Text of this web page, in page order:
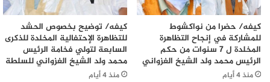
كيفه/ حضرا من نواكشوط
للمشاركة في إنجاح التظاهرة
المخلدة ل 7 سنوات من حكم
الرئيس محمد ولد الشيخ الغزواني
منذ 4 أيام
كيفه/ توضيح بخصوص الحشد
للتظاهرة الإحتفالية المخلدة للذكرى
السابعة لتولي فخامة الرئيس
محمد ولد الشيخ الغزواني للسلطة
منذ 4 أيام